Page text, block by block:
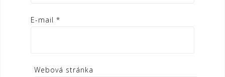
E-mail *
Webová stránka